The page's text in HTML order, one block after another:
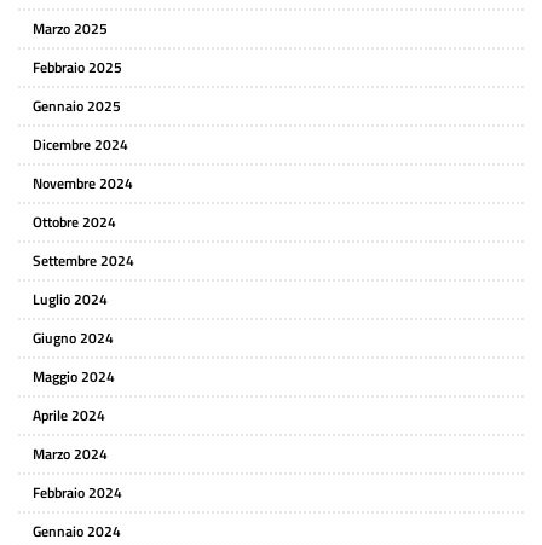
Marzo 2025
Febbraio 2025
Gennaio 2025
Dicembre 2024
Novembre 2024
Ottobre 2024
Settembre 2024
Luglio 2024
Giugno 2024
Maggio 2024
Aprile 2024
Marzo 2024
Febbraio 2024
Gennaio 2024